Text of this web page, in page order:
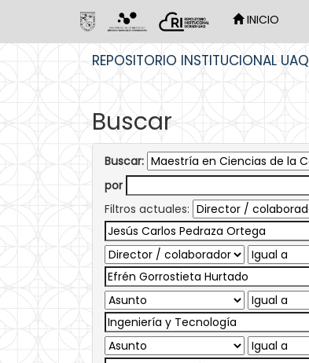
INICIO
REPOSITORIO INSTITUCIONAL UAQ
Buscar
Buscar:
por
Filtros actuales: